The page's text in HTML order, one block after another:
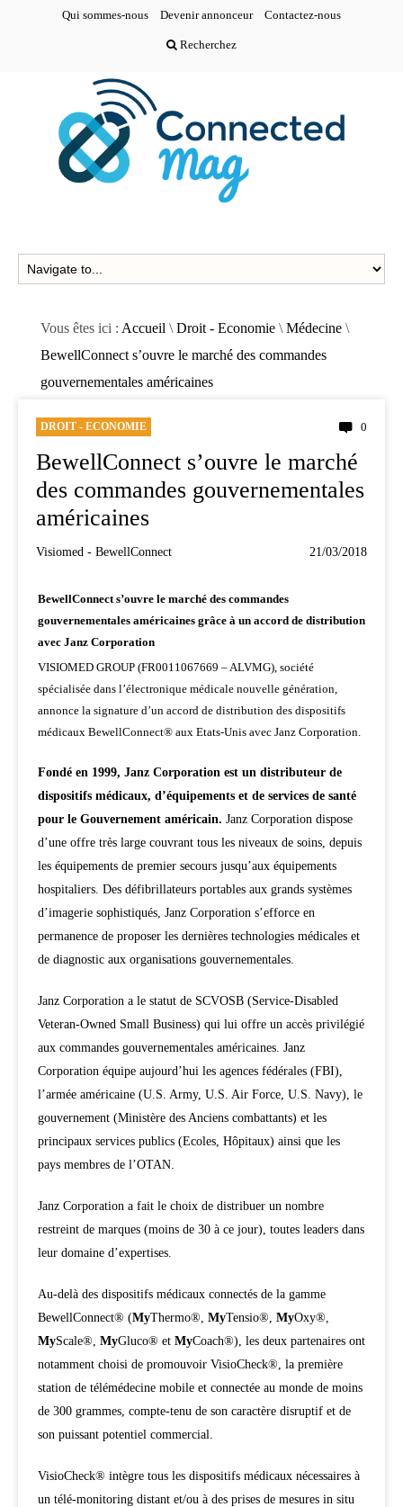
Qui sommes-nous Devenir annonceur Contactez-nous
Recherchez
Vous êtes ici : Accueil \ Droit - Economie \ Médecine \
BewellConnect s’ouvre le marché des commandes
gouvernementales américaines
DROIT - ECONOMIE 0
BewellConnect s’ouvre le marché
des commandes gouvernementales
américaines
Visiomed - BewellConnect 21/03/2018
BewellConnect s’ouvre le marché des commandes
gouvernementales américaines grâce à un accord de distribution
avec Janz Corporation
VISIOMED GROUP (FR0011067669 – ALVMG), société
spécialisée dans l’électronique médicale nouvelle génération,
annonce la signature d’un accord de distribution des dispositifs
médicaux BewellConnect® aux Etats-Unis avec Janz Corporation.
Fondé en 1999, Janz Corporation est un distributeur de
dispositifs médicaux, d’équipements et de services de santé
pour le Gouvernement américain. Janz Corporation dispose
d’une offre très large couvrant tous les niveaux de soins, depuis
les équipements de premier secours jusqu’aux équipements
hospitaliers. Des défibrillateurs portables aux grands systèmes
d’imagerie sophistiqués, Janz Corporation s’efforce en
permanence de proposer les dernières technologies médicales et
de diagnostic aux organisations gouvernementales.
Janz Corporation a le statut de SCVOSB (Service-Disabled
Veteran-Owned Small Business) qui lui offre un accès privilégié
aux commandes gouvernementales américaines. Janz
Corporation équipe aujourd’hui les agences fédérales (FBI),
l’armée américaine (U.S. Army, U.S. Air Force, U.S. Navy), le
gouvernement (Ministère des Anciens combattants) et les
principaux services publics (Ecoles, Hôpitaux) ainsi que les
pays membres de l’OTAN.
Janz Corporation a fait le choix de distribuer un nombre
restreint de marques (moins de 30 à ce jour), toutes leaders dans
leur domaine d’expertises.
Au-delà des dispositifs médicaux connectés de la gamme
BewellConnect® (MyThermo®, MyTensio®, MyOxy®,
MyScale®, MyGluco® et MyCoach®), les deux partenaires ont
notamment choisi de promouvoir VisioCheck®, la première
station de télémédecine mobile et connectée au monde de moins
de 300 grammes, compte-tenu de son caractère disruptif et de
son puissant potentiel commercial.
VisioCheck® intègre tous les dispositifs médicaux nécessaires à
un télé-monitoring distant et/ou à des prises de mesures in situ